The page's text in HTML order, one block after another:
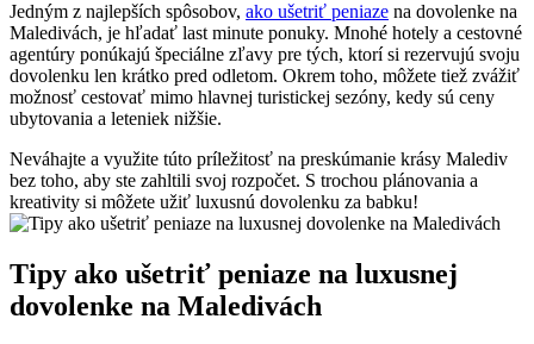
Jedným z najlepších spôsobov, ako ušetriť peniaze na dovolenke na
Maledivách, je hľadať last minute ponuky. Mnohé hotely a cestovné
agentúry ponúkajú špeciálne zľavy pre tých, ktorí si rezervujú svoju
dovolenku len krátko pred odletom. Okrem toho, môžete tiež zvážiť
možnosť cestovať mimo hlavnej turistickej sezóny, kedy sú ceny
ubytovania a leteniek nižšie.
Neváhajte a využite túto príležitosť na preskúmanie krásy Malediv
bez toho, aby ste zahltili svoj rozpočet. S trochou plánovania a
kreativity si môžete užiť luxusnú dovolenku za babku!
Tipy ako ušetriť peniaze na luxusnej
dovolenke na Maledivách